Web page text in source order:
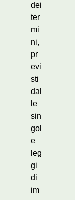
dei
ter
mi
ni,
pr
evi
sti
dal
le
sin
gol
e
leg
gi
di
im